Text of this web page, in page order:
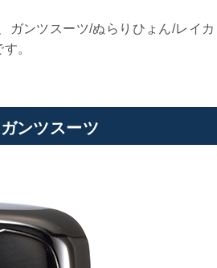
ガンツスーツ/ぬらりひょん/レイ
。
ンツスーツ